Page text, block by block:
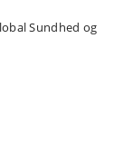
Sundhed og